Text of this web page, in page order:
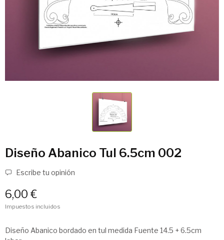
Diseño Abanico Tul 6.5cm 002
Escribe tu opinión
6,00 €
Impuestos incluidos
Diseño Abanico bordado en tul medida Fuente 14.5 + 6.5cm